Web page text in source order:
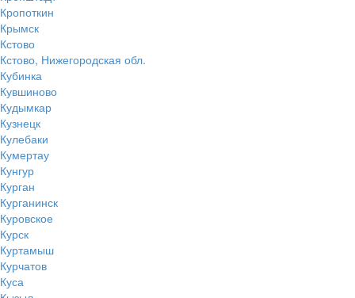
Кропоткин
Крымск
Кстово
Кстово, Нижегородская обл.
Кубинка
Кувшиново
Кудымкар
Кузнецк
Кулебаки
Кумертау
Кунгур
Курган
Курганинск
Куровское
Курск
Куртамыш
Курчатов
Куса